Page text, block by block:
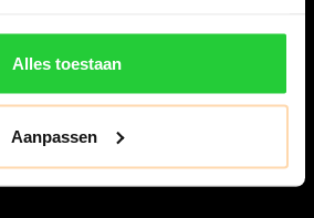
Alles toestaan
Aanpassen
8224 AA Lelystad
06-57276080
info@bespanracket.nl